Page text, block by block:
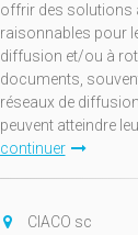
offrir des solutions
raisonnables pour
diffusion et/ou à
documents,
réseaux de
peuvent atteindre
continuer
CIACO sc